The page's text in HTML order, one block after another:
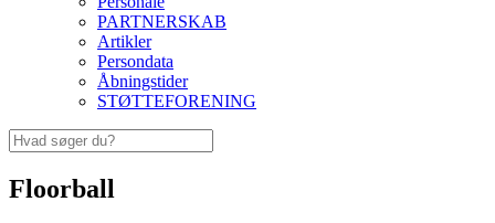
PARTNERSKAB
Artikler
Persondata
Åbningstider
STØTTEFORENING
Floorball